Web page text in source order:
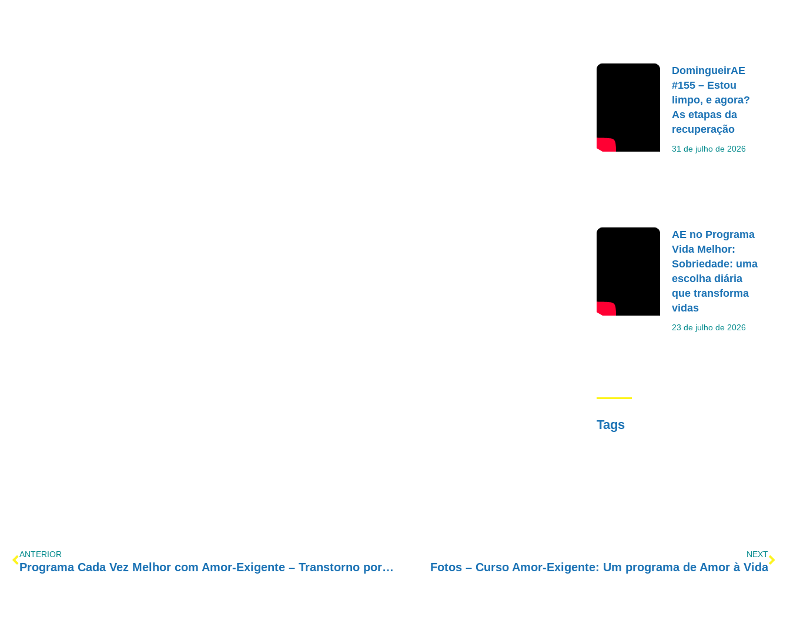
DomingueirAE
#155 – Estou
limpo, e agora?
As etapas da
recuperação
31 de julho de 2026
AE no Programa
Vida Melhor:
Sobriedade: uma
escolha diária
que transforma
vidas
23 de julho de 2026
Tags
ANTERIOR
Programa Cada Vez Melhor com Amor-Exigente – Transtorno por Uso de Substâncias e Comorbidades
NEXT
Fotos – Curso Amor-Exigente: Um programa de Amor à Vida